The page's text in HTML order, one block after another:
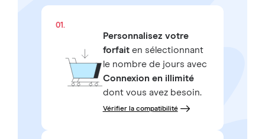
01.
Personnalisez votre
forfaiten sélectionnant
le nombre de jours avec
Connexion en illimité
dont vous avez besoin.
Vérifier la compatibilité